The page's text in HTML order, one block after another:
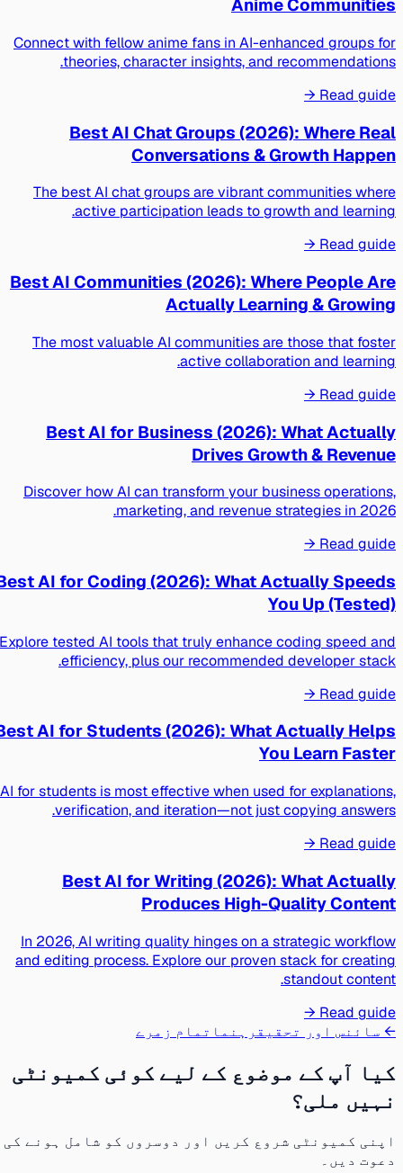
Anime Communities
Connect with fellow anime fans in AI-enhanced groups for
theories, character insights, and recommendations.
Read guide →
Best AI Chat Groups (2026): Where Real
Conversations & Growth Happen
The best AI chat groups are vibrant communities where
active participation leads to growth and learning.
Read guide →
Best AI Communities (2026): Where People Are
Actually Learning & Growing
The most valuable AI communities are those that foster
active collaboration and learning.
Read guide →
Best AI for Business (2026): What Actually
Drives Growth & Revenue
Discover how AI can transform your business operations,
marketing, and revenue strategies in 2026.
Read guide →
Best AI for Coding (2026): What Actually Speeds
You Up (Tested)
Explore tested AI tools that truly enhance coding speed and
efficiency, plus our recommended developer stack.
Read guide →
Best AI for Students (2026): What Actually Helps
You Learn Faster
AI for students is most effective when used for explanations,
verification, and iteration—not just copying answers.
Read guide →
Best AI for Writing (2026): What Actually
Produces High-Quality Content
In 2026, AI writing quality hinges on a strategic workflow
and editing process. Explore our proven stack for creating
standout content.
Read guide →
← سائنس اور تحقیقرہنماتمام زمرے
کیا آپ کے موضوع کے لیے کوئی کمیونٹی
نہیں ملی؟
اپنی کمیونٹی شروع کریں اور دوسروں کو شامل ہونے کی
دعوت دیں۔